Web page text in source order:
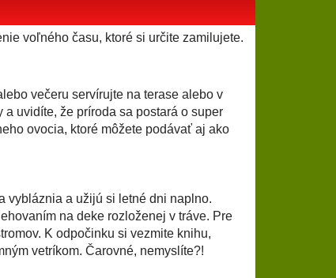
voľného času, ktoré si určite zamilujete.
večeru servírujte na terase alebo v
uvidíte, že príroda sa postará o super
ovocia, ktoré môžete podávať aj ako
vybláznia a užijú si letné dni naplno.
na deke rozloženej v tráve. Pre
K odpočinku si vezmite knihu,
vetríkom. Čarovné, nemyslíte?!